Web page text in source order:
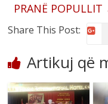
PRANË POPULLIT
Share This Post:
Artikuj që